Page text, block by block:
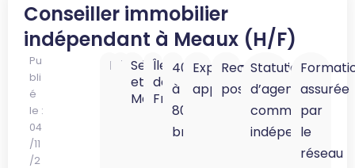
Conseiller immobilier
indépendant à Meaux (H/F)
Pu
bli
é
le :
04
/11
/2
Meaux
77100
Seine-
et-
Marne
Île-
de-
France
40K
à
80K
brut
Expérience
appréciée
Reconversion
possible
Statut
d’agent
commercial
indépendant
assurée
par
le
réseau